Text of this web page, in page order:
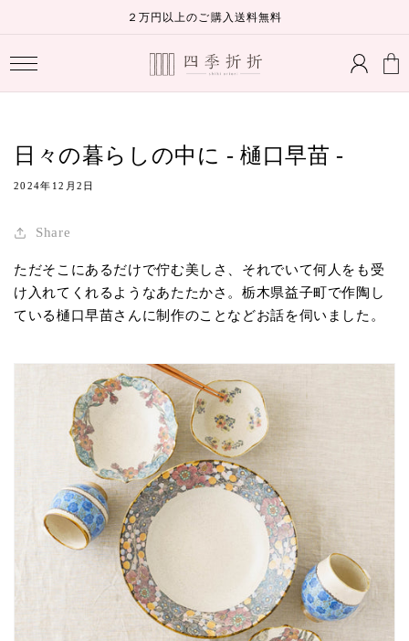
２万円以上のご購入送料無料
イ
ン
ー
日々の暮らしの中に - 樋口早苗 -
2024年12月2日
Share
ただそこにあるだけで佇む美しさ、それでいて何人をも受
け入れてくれるようなあたたかさ。栃木県益子町で作陶し
ている樋口早苗さんに制作のことなどお話を伺いました。